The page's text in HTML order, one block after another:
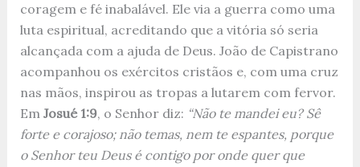
coragem e fé inabalável. Ele via a guerra como uma
luta espiritual, acreditando que a vitória só seria
alcançada com a ajuda de Deus. João de Capistrano
acompanhou os exércitos cristãos e, com uma cruz
nas mãos, inspirou as tropas a lutarem com fervor.
Em Josué 1:9, o Senhor diz: “Não te mandei eu? Sê
forte e corajoso; não temas, nem te espantes, porque
o Senhor teu Deus é contigo por onde quer que